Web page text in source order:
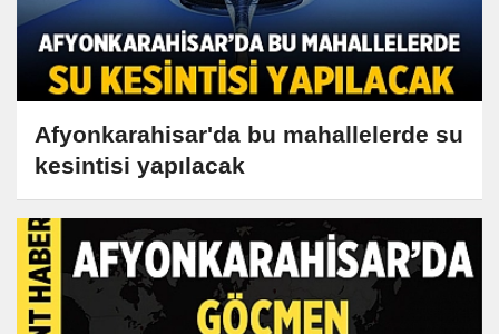
Afyonkarahisar'da bu mahallelerde su
kesintisi yapılacak